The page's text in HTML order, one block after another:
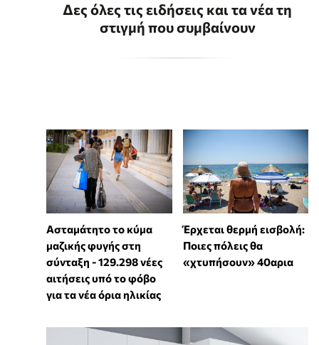
Δες όλες τις ειδήσεις και τα νέα τη
στιγμή που συμβαίνουν
Ασταμάτητο το κύμα
μαζικής φυγής στη
σύνταξη - 129.298 νέες
αιτήσεις υπό το φόβο
για τα νέα όρια ηλικίας
Έρχεται θερμή εισβολή:
Ποιες πόλεις θα
«χτυπήσουν» 40αρια